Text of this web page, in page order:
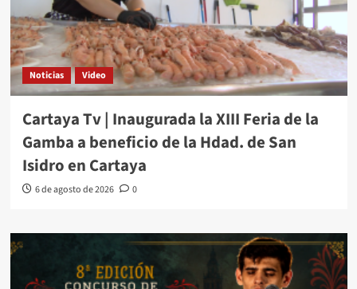
Noticias Video
Cartaya Tv | Inaugurada la XIII Feria de la
Gamba a beneficio de la Hdad. de San
Isidro en Cartaya
6 de agosto de 2026 0